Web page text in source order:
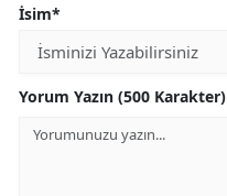
İsim*
Yorum Yazın (500 Karakter)